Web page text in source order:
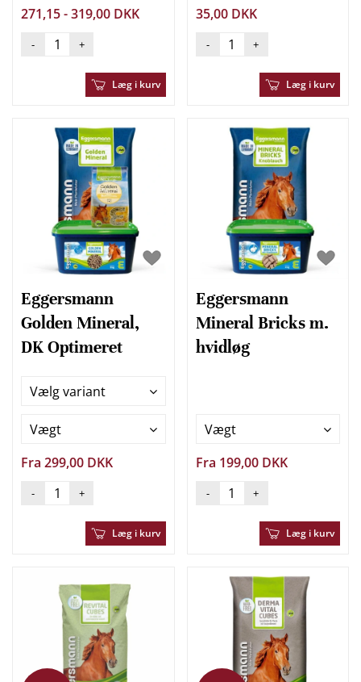
271,15 - 319,00 DKK
- +
Læg i kurv
35,00 DKK
- +
Læg i kurv
Eggersmann
Golden Mineral,
DK Optimeret
Vælg variant
Vægt
Fra 299,00 DKK
- +
Læg i kurv
Eggersmann
Mineral Bricks m.
hvidløg
Vægt
Fra 199,00 DKK
- +
Læg i kurv